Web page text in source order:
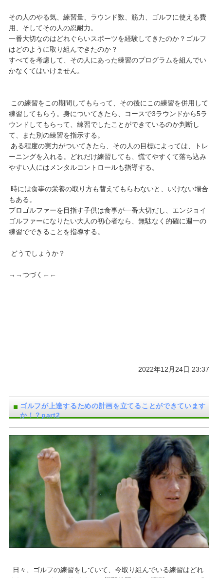
その人のやる気、練習量、ラウンド数、筋力、ゴルフに使える費
用、そしてその人の忍耐力。
一番大切なのはどれぐらいスポーツを経験してきたのか？ゴルフ
はどのように取り組んできたのか？
すべてを考慮して、その人にあった練習のプログラムを組んでい
かなくてはいけません。
この練習をこの期間してもらって、その後にこの練習を併用して
練習してもらう。身についてきたら、コースで3ラウンドから5ラ
ウンドしてもらって、練習でしたことができているのか判断し
て、また別の練習を指示する。
ある程度の実力がついてきたら、その人の目標によっては、トレ
ーニングを入れる。どれだけ練習しても、慌てやすくて落ち込み
やすい人にはメンタルコントロールも指導する。
時には食事の栄養の取り方も替えてもらわないと、いけない場合
もある。
プロゴルファーを目指す子供は食事が一番大切だし、エンジョイ
ゴルファーになりたい大人の初心者なら、無駄なく的確に週一の
練習でできることを指導する。
どうでしょうか？
→→つづく←←
2022年12月24日 23:37
ゴルフが上達するための計画を立てることができています
か！？part2
日々、ゴルフの練習をしていて、今取り組んでいる練習はどれ